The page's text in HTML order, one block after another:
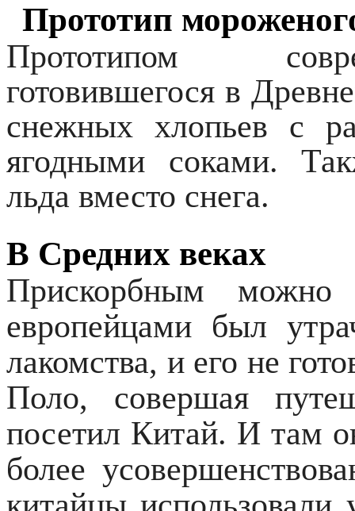
Прототип
Прототипом
готовившегося в
снежных хлопьев с
ягодными соками.
льда вместо снега.
В Средних веках
Прискорбным можно
европейцами был
лакомства, и его не
Поло, совершая
посетил Китай. И там
более